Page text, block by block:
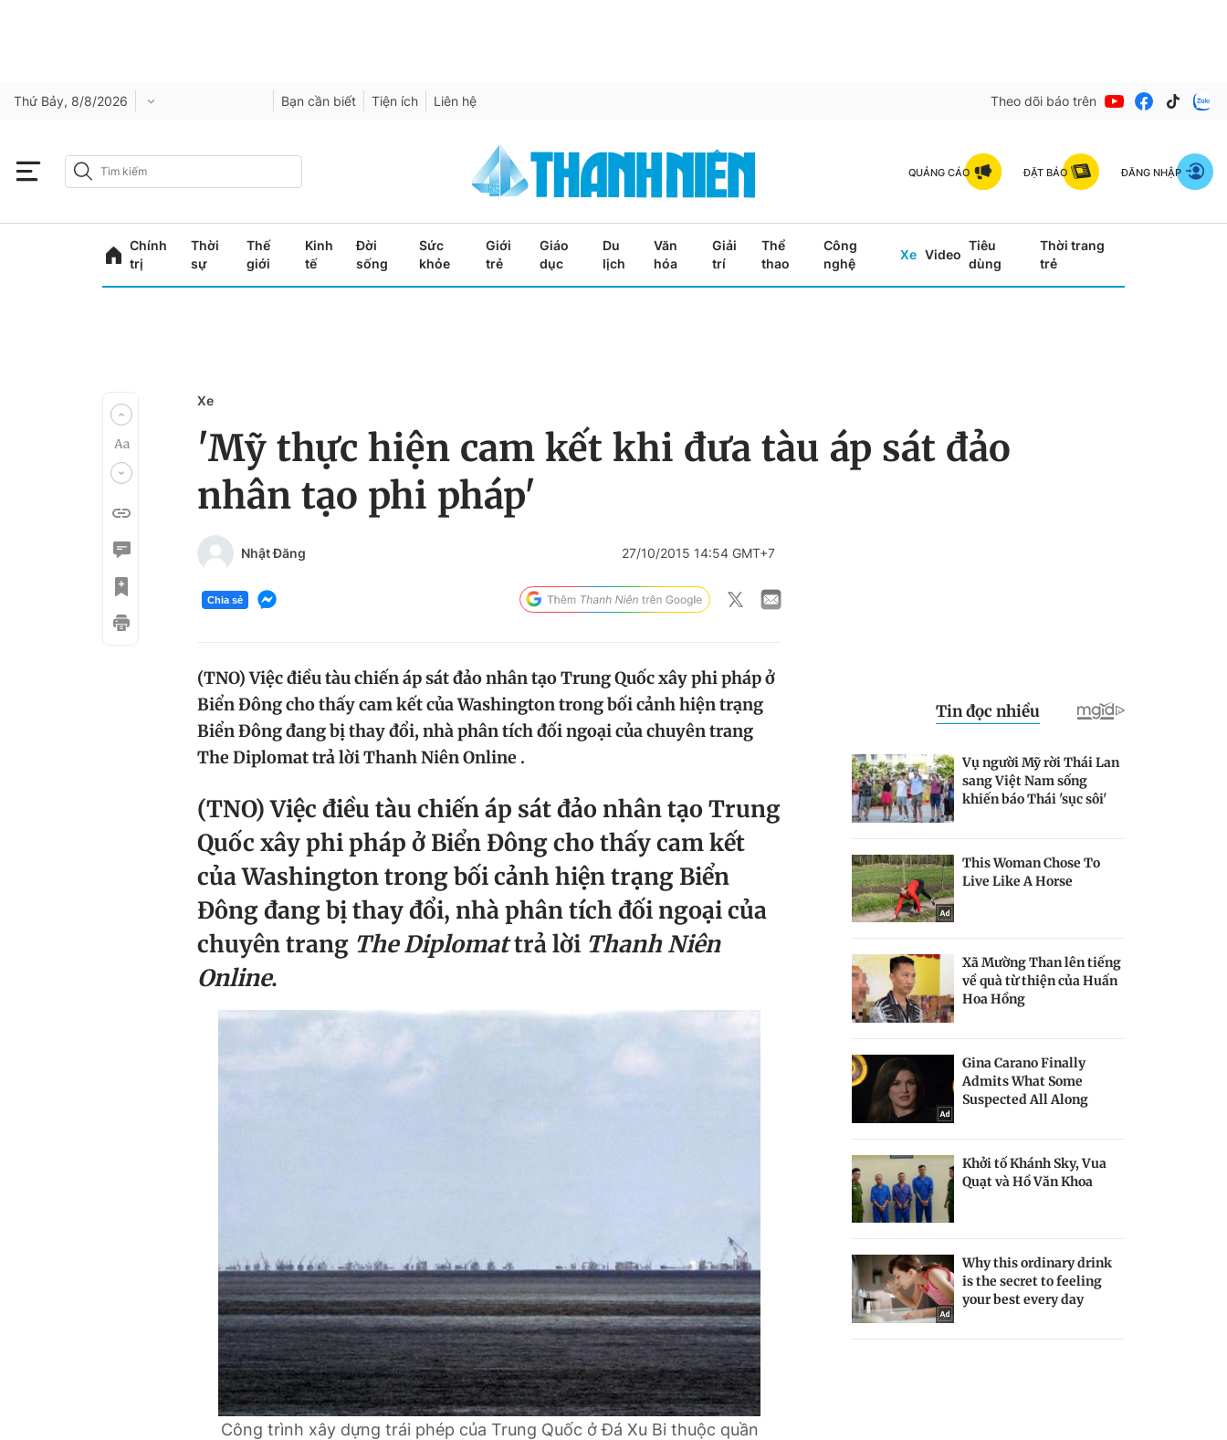
Thứ Bảy, 8/8/2026 Bạn cần biết Tiện ích Liên hệ Theo dõi báo trên
QUẢNG CÁO ĐẶT BÁO ĐĂNG NHẬP
Chính
trị
Thời
sự
Thế
giới
Kinh
tế
Đời
sống
Sức
khỏe
Giới
trẻ
Giáo
dục
Du
lịch
Văn
hóa
Giải
trí
Thể
thao
Công
nghệ
Xe Video
Tiêu
dùng
Thời trang
trẻ
Xe
'Mỹ thực hiện cam kết khi đưa tàu áp sát đảo
nhân tạo phi pháp'
Nhật Đăng 27/10/2015 14:54 GMT+7
Chia sẻ
(TNO) Việc điều tàu chiến áp sát đảo nhân tạo Trung Quốc xây phi pháp ở
Biển Đông cho thấy cam kết của Washington trong bối cảnh hiện trạng
Biển Đông đang bị thay đổi, nhà phân tích đối ngoại của chuyên trang
The Diplomat trả lời Thanh Niên Online .
(TNO) Việc điều tàu chiến áp sát đảo nhân tạo Trung
Quốc xây phi pháp ở Biển Đông cho thấy cam kết
của Washington trong bối cảnh hiện trạng Biển
Đông đang bị thay đổi, nhà phân tích đối ngoại của
chuyên trang The Diplomattrả lời Thanh Niên
Online.
Công trình xây dựng trái phép của Trung Quốc ở Đá Xu Bi thuộc quần